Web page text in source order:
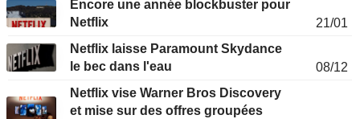
Encore une année blockbuster pour
Netflix
21/01
Netflix laisse Paramount Skydance
le bec dans l'eau
08/12
Netflix vise Warner Bros Discovery
et mise sur des offres groupées